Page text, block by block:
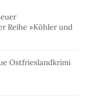
Reihe »Köhler und
Ostfrieslandkrimi